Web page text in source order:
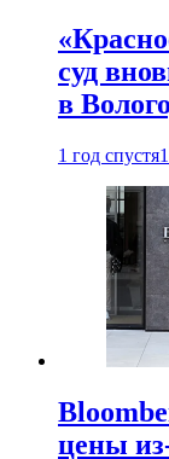
суд
в
1 год спустя
цены